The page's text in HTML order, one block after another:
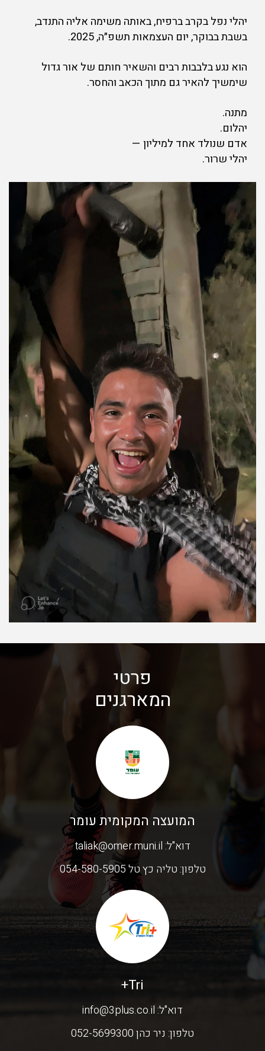
יהלי נפל בקרב ברפיח, באותה משימה אליה התנדב,
בשבת בבוקר, יום העצמאות תשפ״ה, 2025.
הוא נגע בלבבות רבים והשאיר חותם של אור גדול
שימשיך להאיר גם מתוך הכאב והחסר.
מתנה.
יהלום.
אדם שנולד אחד למיליון —
יהלי שרור.
פרטי
המארגנים
המועצה המקומית עומר
דוא"ל: taliak@omer.muni.il
טלפון: טליה כץ טל 054-580-5905
Tri+
דוא"ל:info@3plus.co.il
טלפון: ניר כהן 052-5699300